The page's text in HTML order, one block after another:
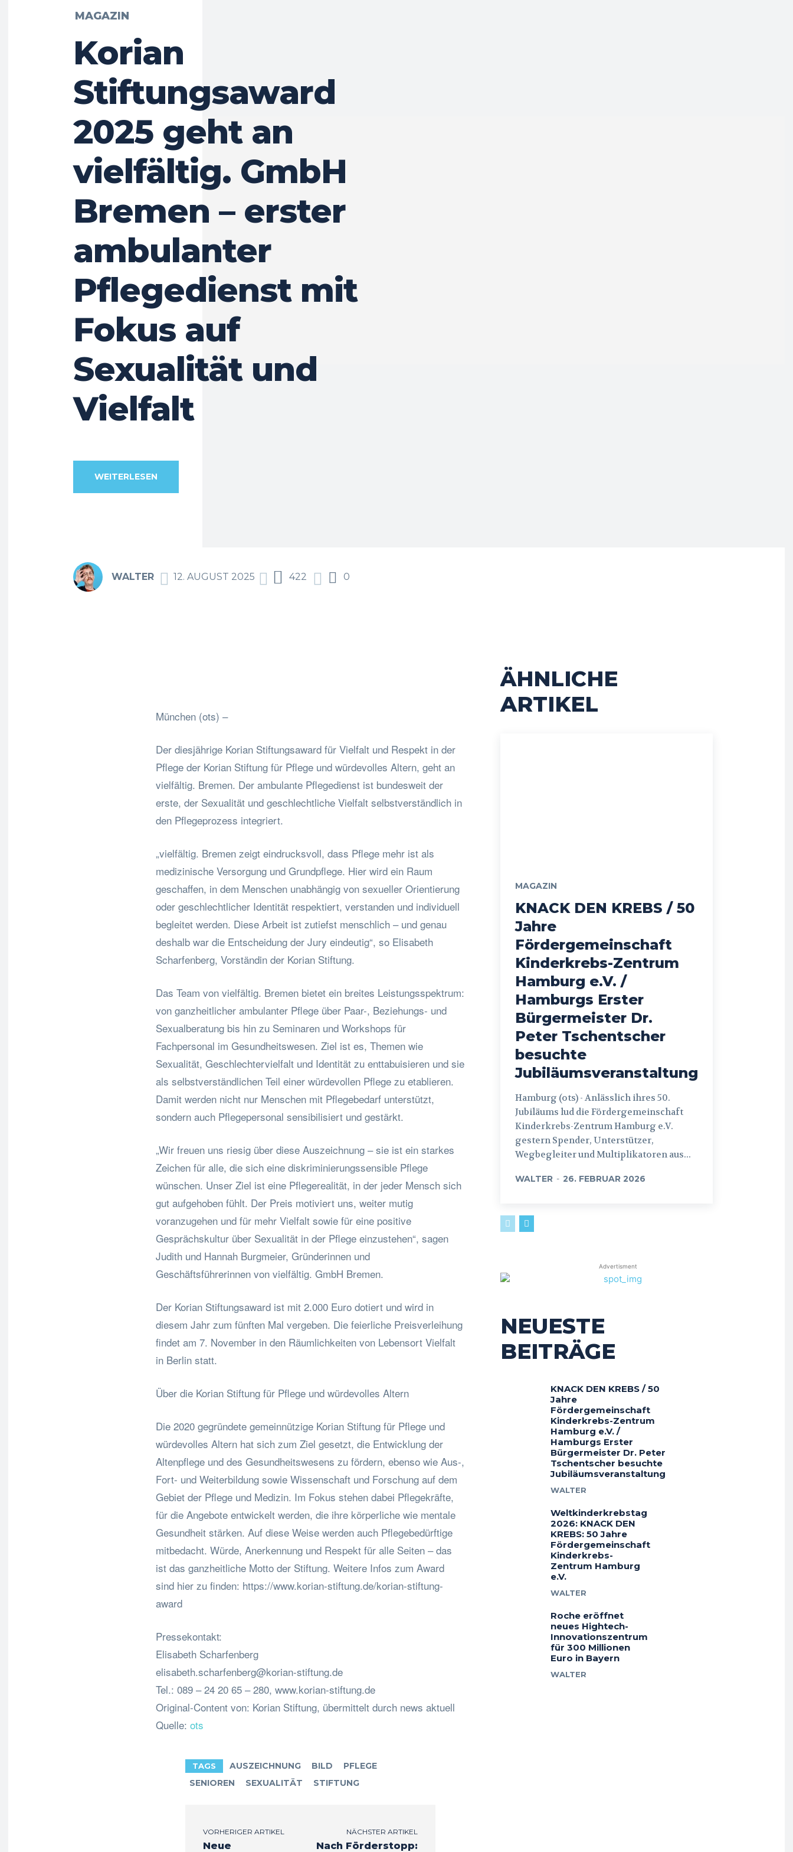
MAGAZIN
Korian
Stiftungsaward
2025 geht an
vielfältig. GmbH
Bremen – erster
ambulanter
Pflegedienst mit
Fokus auf
Sexualität und
Vielfalt
WEITERLESEN
WALTER 12. AUGUST 2025 422 0
München (ots) –
Der diesjährige Korian Stiftungsaward für Vielfalt und Respekt in der
Pflege der Korian Stiftung für Pflege und würdevolles Altern, geht an
vielfältig. Bremen. Der ambulante Pflegedienst ist bundesweit der
erste, der Sexualität und geschlechtliche Vielfalt selbstverständlich in
den Pflegeprozess integriert.
„vielfältig. Bremen zeigt eindrucksvoll, dass Pflege mehr ist als
medizinische Versorgung und Grundpflege. Hier wird ein Raum
geschaffen, in dem Menschen unabhängig von sexueller Orientierung
oder geschlechtlicher Identität respektiert, verstanden und individuell
begleitet werden. Diese Arbeit ist zutiefst menschlich – und genau
deshalb war die Entscheidung der Jury eindeutig“, so Elisabeth
Scharfenberg, Vorständin der Korian Stiftung.
Das Team von vielfältig. Bremen bietet ein breites Leistungsspektrum:
von ganzheitlicher ambulanter Pflege über Paar-, Beziehungs- und
Sexualberatung bis hin zu Seminaren und Workshops für
Fachpersonal im Gesundheitswesen. Ziel ist es, Themen wie
Sexualität, Geschlechtervielfalt und Identität zu enttabuisieren und sie
als selbstverständlichen Teil einer würdevollen Pflege zu etablieren.
Damit werden nicht nur Menschen mit Pflegebedarf unterstützt,
sondern auch Pflegepersonal sensibilisiert und gestärkt.
„Wir freuen uns riesig über diese Auszeichnung – sie ist ein starkes
Zeichen für alle, die sich eine diskriminierungssensible Pflege
wünschen. Unser Ziel ist eine Pflegerealität, in der jeder Mensch sich
gut aufgehoben fühlt. Der Preis motiviert uns, weiter mutig
voranzugehen und für mehr Vielfalt sowie für eine positive
Gesprächskultur über Sexualität in der Pflege einzustehen“, sagen
Judith und Hannah Burgmeier, Gründerinnen und
Geschäftsführerinnen von vielfältig. GmbH Bremen.
Der Korian Stiftungsaward ist mit 2.000 Euro dotiert und wird in
diesem Jahr zum fünften Mal vergeben. Die feierliche Preisverleihung
findet am 7. November in den Räumlichkeiten von Lebensort Vielfalt
in Berlin statt.
Über die Korian Stiftung für Pflege und würdevolles Altern
Die 2020 gegründete gemeinnützige Korian Stiftung für Pflege und
würdevolles Altern hat sich zum Ziel gesetzt, die Entwicklung der
Altenpflege und des Gesundheitswesens zu fördern, ebenso wie Aus-,
Fort- und Weiterbildung sowie Wissenschaft und Forschung auf dem
Gebiet der Pflege und Medizin. Im Fokus stehen dabei Pflegekräfte,
für die Angebote entwickelt werden, die ihre körperliche wie mentale
Gesundheit stärken. Auf diese Weise werden auch Pflegebedürftige
mitbedacht. Würde, Anerkennung und Respekt für alle Seiten – das
ist das ganzheitliche Motto der Stiftung. Weitere Infos zum Award
sind hier zu finden: https://www.korian-stiftung.de/korian-stiftung-
award
Pressekontakt:
Elisabeth Scharfenberg
elisabeth.scharfenberg@korian-stiftung.de
Tel.: 089 – 24 20 65 – 280, www.korian-stiftung.de
Original-Content von: Korian Stiftung, übermittelt durch news aktuell
Quelle: ots
TAGS AUSZEICHNUNG BILD
PFLEGE
SENIOREN
SEXUALITÄT STIFTUNG
VORHERIGER ARTIKEL
Neue
NÄCHSTER ARTIKEL
Nach Förderstopp:
ÄHNLICHE
ARTIKEL
MAGAZIN
KNACK DEN KREBS / 50
Jahre
Fördergemeinschaft
Kinderkrebs-Zentrum
Hamburg e.V. /
Hamburgs Erster
Bürgermeister Dr.
Peter Tschentscher
besuchte
Jubiläumsveranstaltung
Hamburg (ots) - Anlässlich ihres 50.
Jubiläums lud die Fördergemeinschaft
Kinderkrebs-Zentrum Hamburg e.V.
gestern Spender, Unterstützer,
Wegbegleiter und Multiplikatoren aus...
WALTER - 26. FEBRUAR 2026
Advertisment
NEUESTE
BEITRÄGE
KNACK DEN KREBS / 50
Jahre
Fördergemeinschaft
Kinderkrebs-Zentrum
Hamburg e.V. /
Hamburgs Erster
Bürgermeister Dr. Peter
Tschentscher besuchte
Jubiläumsveranstaltung
WALTER
Weltkinderkrebstag
2026: KNACK DEN
KREBS: 50 Jahre
Fördergemeinschaft
Kinderkrebs-
Zentrum Hamburg
e.V.
WALTER
Roche eröffnet
neues Hightech-
Innovationszentrum
für 300 Millionen
Euro in Bayern
WALTER